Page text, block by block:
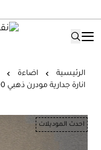
الرئيسية اضاءة
انارة جدارية مودرن ذهبي 100 سم 3 اضاءات LED
احدث الموديلات